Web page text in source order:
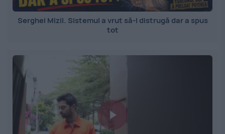
Serghei Mizil. Sistemul a vrut să-l distrugă dar a spus
tot